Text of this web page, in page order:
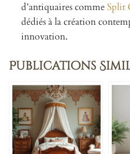
d’antiquaires commeSplit
dédiés à la création
innovation.
Publications